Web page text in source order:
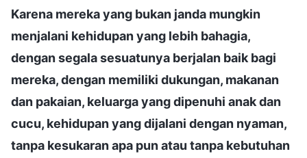
Karena mereka yang bukan janda mungkin
menjalani kehidupan yang lebih bahagia,
dengan segala sesuatunya berjalan baik bagi
mereka, dengan memiliki dukungan, makanan
dan pakaian, keluarga yang dipenuhi anak dan
cucu, kehidupan yang dijalani dengan nyaman,
tanpa kesukaran apa pun atau tanpa kebutuhan